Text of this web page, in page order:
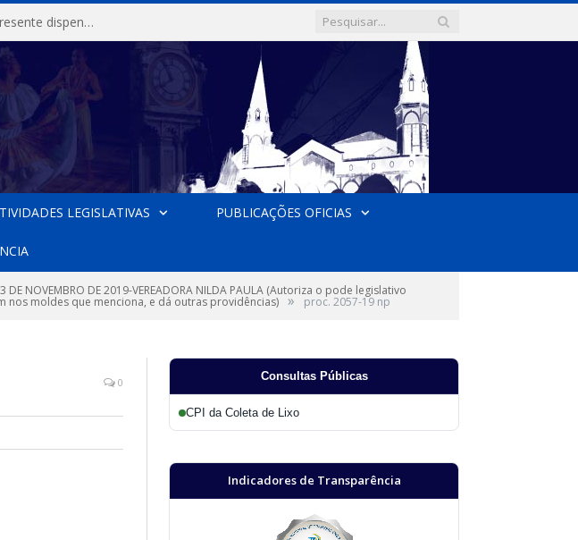
DISPENSA DE LICITAÇÃO Nº 03/2026 (O objeto da presente dispensa é a escolha da proposta mais vantajosa para a aquisição, de aparelhos de ar condicionado, tipo Split, com material de instalação e fogão industrial, conforme condições, quantidades e exigências estabelecidas no termo de referencia e neste aviso de contratação direta e seus anexos)
LEGISLATIVAS PUBLICAÇÕES OFICIAS
DE NOVEMBRO DE 2019-VEREADORA NILDA PAULA (Autoriza o pode legislativo
nos moldes que menciona, e dá outras providências) » proc. 2057-19 np
0 Consultas Públicas
CPI da Coleta de Lixo
Indicadores de Transparência